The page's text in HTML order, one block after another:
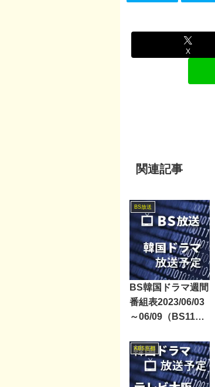
X
関連記事
BS放送
BS韓国ドラマ週間
番組表2023/06/03
～06/09（BS11・
KBS京都